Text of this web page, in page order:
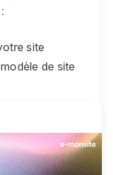
site
de site
à votre